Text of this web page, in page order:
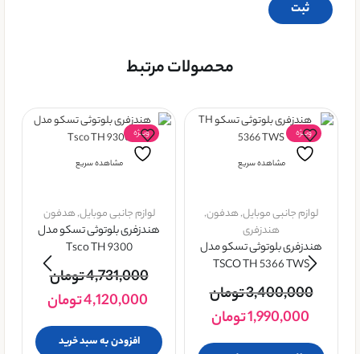
محصولات مرتبط
ویــژه
مشاهده سریع
لوازم جانبی موبایل,هدفون,
هندزفری
هندزفری بلوتوثی تسکو مدل
TSCO TH 5366 TWS
3,400,000تومان
1,990,000تومان
ویــژه
مشاهده سریع
لوازم جانبی موبایل,هدفون
هندزفری بلوتوثی تسکو مدل
Tsco TH 9300
4,731,000تومان
4,120,000تومان
افزودن به سبد خرید